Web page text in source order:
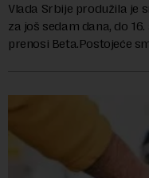
Vlada Srbije produžila je
za još sedam dana, do
prenosi Beta.Postojeće